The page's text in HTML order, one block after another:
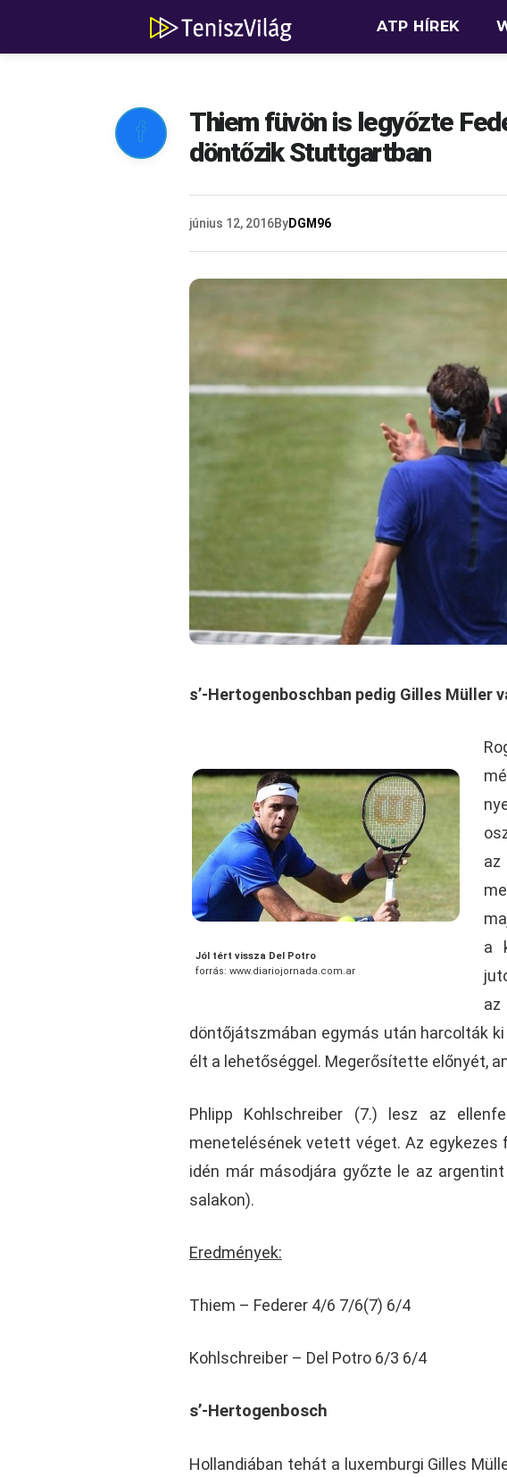
ATP HÍREK

Thiem füvön is legyőzte
döntőzik Stuttgartban
június 12, 2016ByDGM96
s’-Hertogenboschban pedig Gilles Müller
Jól tért vissza Del Potro
forrás: www.diariojornada.com.ar
a
döntőjátszmában egymás után harcolták
élt a lehetőséggel. Megerősítette előnyét,
Phlipp Kohlschreiber (7.) lesz az
menetelésének vetett véget. Az
idén már másodjára győzte le az
salakon).
Eredmények:
Thiem – Federer 4/6 7/6(7) 6/4
Kohlschreiber – Del Potro 6/3 6/4
s’-Hertogenbosch
Hollandiában tehát a luxemburgi Gilles